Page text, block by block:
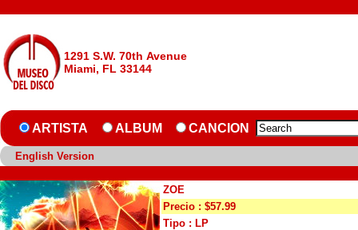
1291 S.W. 70th Avenue
Miami, FL 33144
ARTISTA ALBUM CANCION
English Version
ZOE
Precio : $57.99
Tipo : LP